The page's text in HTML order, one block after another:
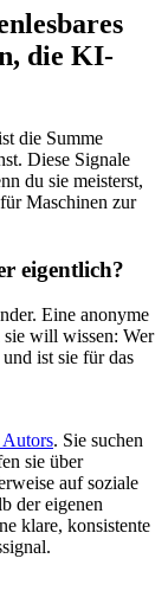
die KI-
die Summe
Diese Signale
du sie meisterst,
Maschinen zur
eigentlich?
Eine anonyme
will wissen: Wer
ist sie für das
Autors. Sie suchen
sie über
auf soziale
der eigenen
klare, konsistente